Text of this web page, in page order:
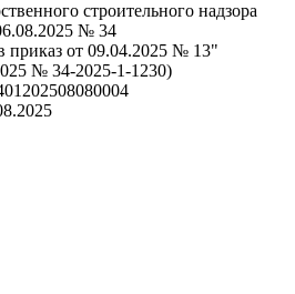
строительного надзора
№ 34
приказ от 09.04.2025 № 13"
№ 34-2025-1-1230)